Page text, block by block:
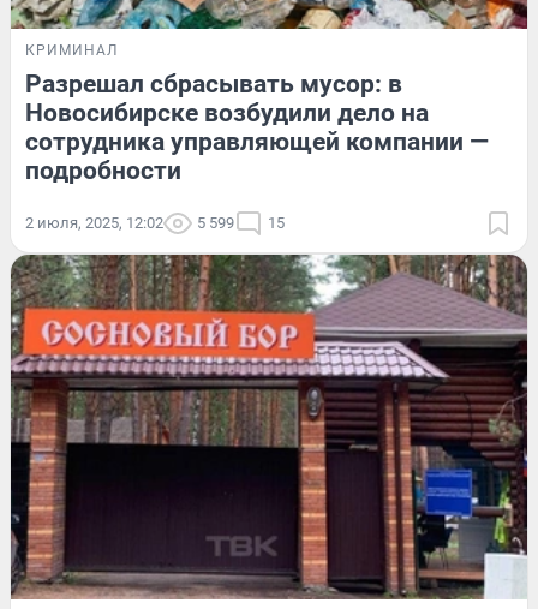
КРИМИНАЛ
Разрешал сбрасывать мусор: в
Новосибирске возбудили дело на
сотрудника управляющей компании —
подробности
2 июля, 2025, 12:02 5 599 15